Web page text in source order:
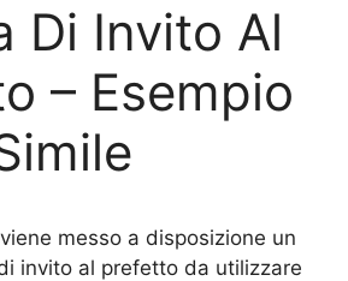
Di Invito Al
– Esempio
messo a disposizione un
invito al prefetto da utilizzare